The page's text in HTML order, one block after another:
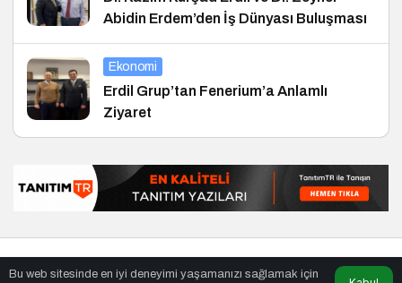
Abidin Erdem’den İş Dünyası Buluşması
Ekonomi
Erdil Grup’tan Fenerium’a Anlamlı
Ziyaret
Bu web sitesinde en iyi deneyimi yaşamanızı sağlamak için
en iyiler
listesi ,bihaber, sağlıklı